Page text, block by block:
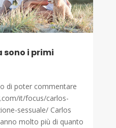
sono i primi
di poter commentare
it/focus/carlos-
sessuale/ Carlos
molto più di quanto